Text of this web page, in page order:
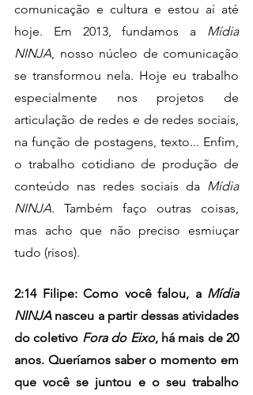
comunicação e cultura e estou aí até
hoje. Em 2013, fundamos a Mídia
NINJA , nosso núcleo de comunicação
se transformou nela. Hoje eu trabalho
especialmente nos projetos de
articulação de redes e de redes sociais,
na função de postagens, texto... Enfim,
o trabalho cotidiano de produção de
conteúdo nas redes sociais da Mídia
NINJA. Também faço outras coisas,
mas acho que não preciso esmiuçar
tudo (risos).
2:14 Filipe: Como você falou, a Mídia
NINJA nasceu a partir dessas atividades
do coletivo Fora do Eixo, há mais de 20
anos. Queríamos saber o momento em
que você se juntou e o seu trabalho